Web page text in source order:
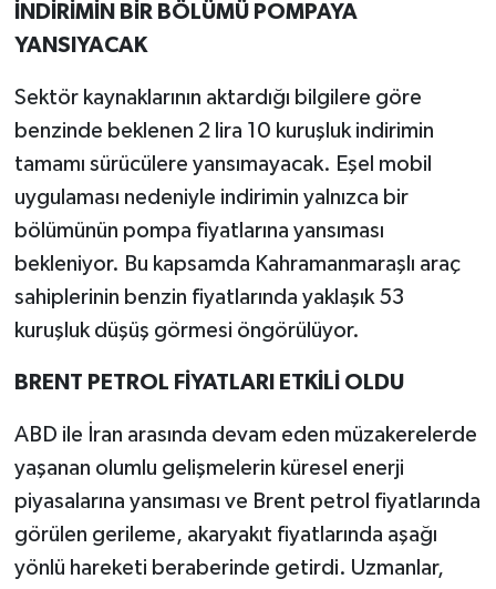
İNDİRİMİN BİR BÖLÜMÜ POMPAYA
YANSIYACAK
Sektör kaynaklarının aktardığı bilgilere göre
benzinde beklenen 2 lira 10 kuruşluk indirimin
tamamı sürücülere yansımayacak. Eşel mobil
uygulaması nedeniyle indirimin yalnızca bir
bölümünün pompa fiyatlarına yansıması
bekleniyor. Bu kapsamda Kahramanmaraşlı araç
sahiplerinin benzin fiyatlarında yaklaşık 53
kuruşluk düşüş görmesi öngörülüyor.
BRENT PETROL FİYATLARI ETKİLİ OLDU
ABD ile İran arasında devam eden müzakerelerde
yaşanan olumlu gelişmelerin küresel enerji
piyasalarına yansıması ve Brent petrol fiyatlarında
görülen gerileme, akaryakıt fiyatlarında aşağı
yönlü hareketi beraberinde getirdi. Uzmanlar,